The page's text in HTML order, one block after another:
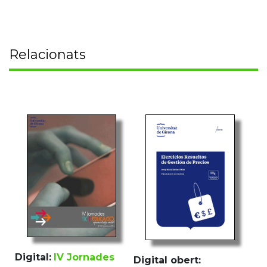
Relacionats
Digital: IV Jornades
Digital obert: